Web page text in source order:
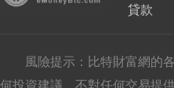
貸款
風險提示：比特財富網的各
何投資建議，不對任何交易提